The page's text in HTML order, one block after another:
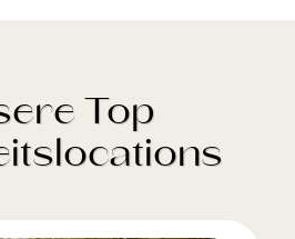
Top